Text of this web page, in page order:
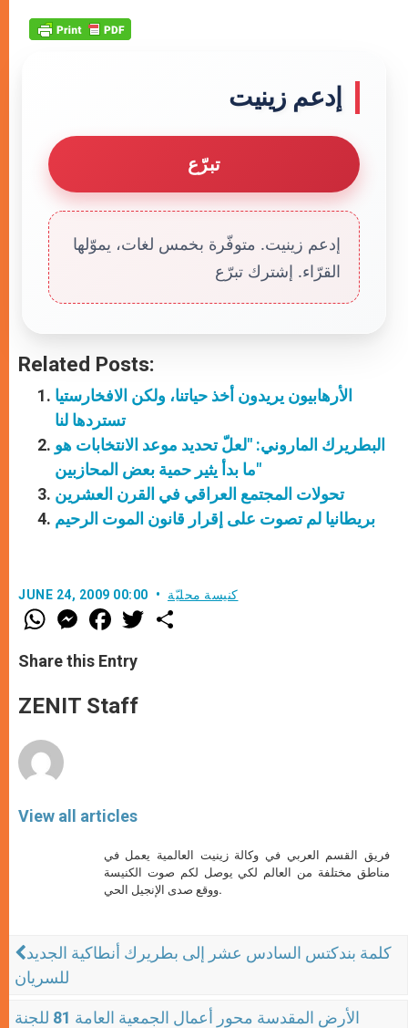
إدعم زينيت
تبرّع
إدعم زينيت. متوفّرة بخمس لغات، يموّلها
القرّاء. إشترك تبرّع
Related Posts:
الأرهابيون يريدون أخذ حياتنا، ولكن الافخارستيا
تستردها لنا
البطريرك الماروني: "لعلّ تحديد موعد الانتخابات هو
ما بدأ يثير حمية بعض المحازبين"
تحولات المجتمع العراقي في القرن العشرين
بريطانيا لم تصوت على إقرار قانون الموت الرحيم
JUNE 24, 2009 00:00 كنيسة محليّة
W
h
t
s
p
p
M
e
s
e
g
e
F
a
e
b
o
k
w
Share this Entry
ZENIT Staff
View all articles
فريق القسم العربي في وكالة زينيت العالمية يعمل في
مناطق مختلفة من العالم لكي يوصل لكم صوت الكنيسة
ووقع صدى الإنجيل الحي.
كلمة بندكتس السادس عشر إلى بطريرك أنطاكية الجديد
للسريان
الأرض المقدسة محور أعمال الجمعية العامة 81 للجنة